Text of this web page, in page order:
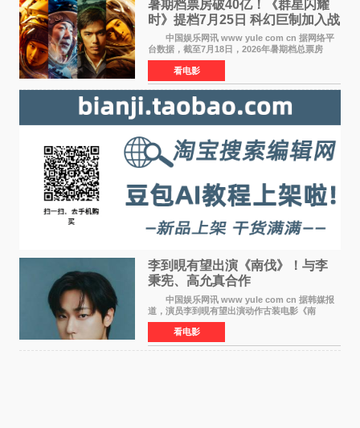
暑期档票房破40亿！《群星闪耀
时》提档7月25日 科幻巨制加入战
中国娱乐网讯 www yule com cn 据网络平
台数据，截至7月18日，2026年暑期档总票房
（含预售）已正式突破40亿元大关，年度总票房
也随之逼近197亿元。超百部中外佳片同台竞技，
点燃了盛夏的电
看电影
李到晛有望出演《南伐》！与李
秉宪、高允真合作
中国娱乐网讯 www yule com cn 据韩媒报
道，演员李到晛有望出演动作古装电影《南
伐》，与李秉宪、高允真合作，引发关注。
该片为动作古装片，讲述朝鲜初期，为了解救被
倭寇绑走的俘虏，9
看电影